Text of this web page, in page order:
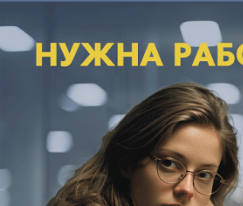
того чтобы Ваш кулинарный
вступить в борьбу за главный
конкурса - полет на вертолете от
партнера "Небо Новороссийска".
Уже завтра - 31 августа в 10.00 на
сайте БЛОКНОТА http://bloknot-
novorossiysk.ru/стартует